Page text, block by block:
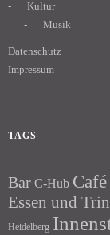
Kultur
Musik
Datenschutz
Impressum
TAGS
Bar C-Hub Café
Essen und
Heidelberg